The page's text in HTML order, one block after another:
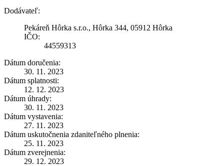
Dodávateľ:
Pekáreň Hôrka s.r.o., Hôrka 344, 05912 Hôrka
IČO:
44559313
Dátum doručenia:
30. 11. 2023
Dátum splatnosti:
12. 12. 2023
Dátum úhrady:
30. 11. 2023
Dátum vystavenia:
27. 11. 2023
Dátum uskutočnenia zdaniteľného plnenia:
25. 11. 2023
Dátum zverejnenia:
29. 12. 2023